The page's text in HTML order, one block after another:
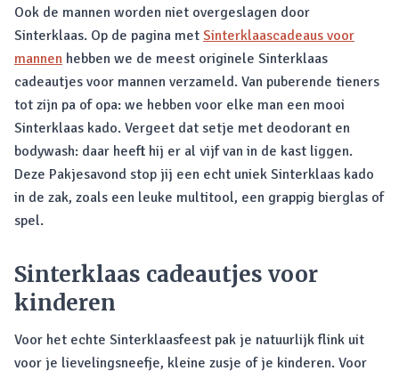
Ook de mannen worden niet overgeslagen door
Sinterklaas. Op de pagina met Sinterklaascadeaus voor
mannen hebben we de meest originele Sinterklaas
cadeautjes voor mannen verzameld. Van puberende tieners
tot zijn pa of opa: we hebben voor elke man een mooi
Sinterklaas kado. Vergeet dat setje met deodorant en
bodywash: daar heeft hij er al vijf van in de kast liggen.
Deze Pakjesavond stop jij een echt uniek Sinterklaas kado
in de zak, zoals een leuke multitool, een grappig bierglas of
spel.
Sinterklaas cadeautjes voor
kinderen
Voor het echte Sinterklaasfeest pak je natuurlijk flink uit
voor je lievelingsneefje, kleine zusje of je kinderen. Voor